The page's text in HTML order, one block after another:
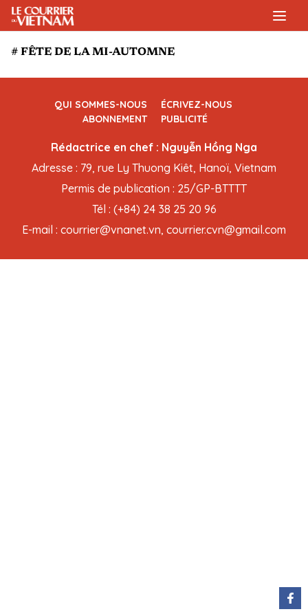
# FÊTE DE LA MI-AUTOMNE
QUI SOMMES-NOUS
ÉCRIVEZ-NOUS
ABONNEMENT
PUBLICITÉ
Rédactrice en chef : Nguyễn Hồng Nga
Adresse : 79, rue Ly Thuong Kiêt, Hanoï, Vietnam
Permis de publication : 25/GP-BTTTT
Tél : (+84) 24 38 25 20 96
E-mail : courrier@vnanet.vn, courrier.cvn@gmail.com